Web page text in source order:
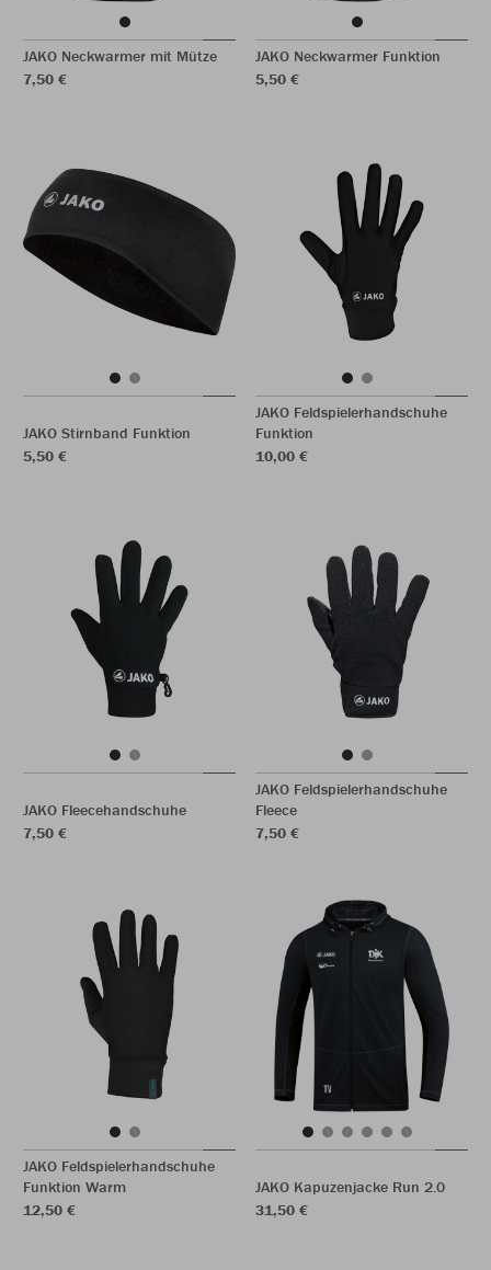
JAKO Neckwarmer mit Mütze
7,50 €
JAKO Neckwarmer Funktion
5,50 €
JAKO Stirnband Funktion
5,50 €
JAKO Feldspielerhandschuhe
Funktion
10,00 €
JAKO Fleecehandschuhe
7,50 €
JAKO Feldspielerhandschuhe
Fleece
7,50 €
JAKO Feldspielerhandschuhe
Funktion Warm
12,50 €
JAKO Kapuzenjacke Run 2.0
31,50 €